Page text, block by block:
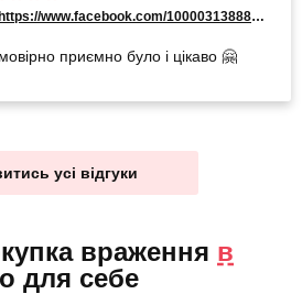
https://www.facebook.com/100003138887611
приємно було і цікаво 🤗
усі відгуки
враження в
для себе